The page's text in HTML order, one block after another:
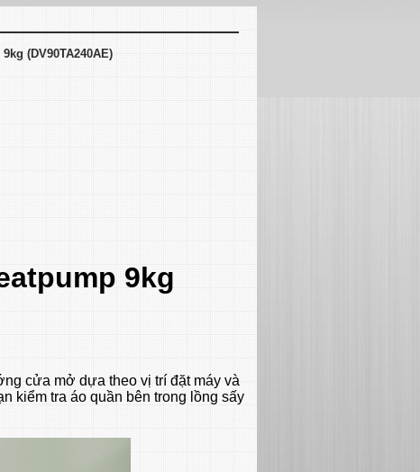
(DV90TA240AE)
9kg
cửa mở dựa theo vị trí đặt máy và
kiểm tra áo quần bên trong lồng sấy